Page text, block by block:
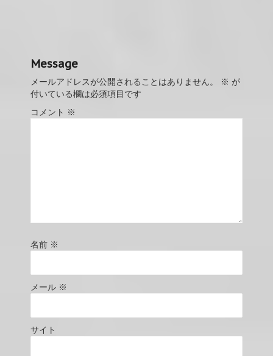
Message
メールアドレスが公開されることはありません。 ※ が
付いている欄は必須項目です
コメント ※
名前 ※
メール ※
サイト